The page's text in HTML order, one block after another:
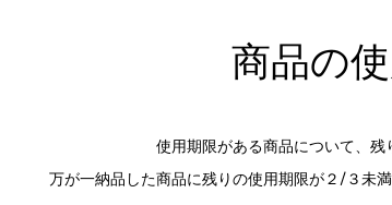
商品の
使用期限がある商品について、残
万が一納品した商品に残りの使用期限が２/３未